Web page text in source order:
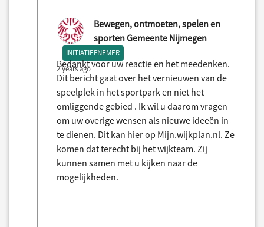
Bewegen, ontmoeten, spelen en
sporten Gemeente Nijmegen
INITIATIEFNEMER
2 years ago
Bedankt voor uw reactie en het meedenken.
Dit bericht gaat over het vernieuwen van de
speelplek in het sportpark en niet het
omliggende gebied . Ik wil u daarom vragen
om uw overige wensen als nieuwe ideeën in
te dienen. Dit kan hier op Mijn.wijkplan.nl. Ze
komen dat terecht bij het wijkteam. Zij
kunnen samen met u kijken naar de
mogelijkheden.